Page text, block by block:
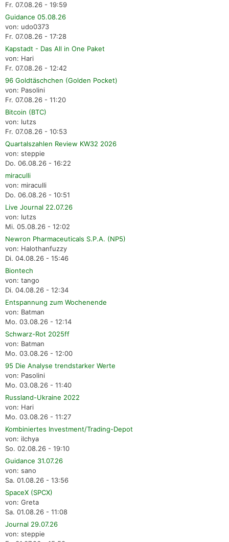
Fr. 07.08.26 - 19:59
Guidance 05.08.26
von: udo0373
Fr. 07.08.26 - 17:28
Kapstadt - Das All in One Paket
von: Hari
Fr. 07.08.26 - 12:42
96 Goldtäschchen (Golden Pocket)
von: Pasolini
Fr. 07.08.26 - 11:20
Bitcoin (BTC)
von: lutzs
Fr. 07.08.26 - 10:53
Quartalszahlen Review KW32 2026
von: steppie
Do. 06.08.26 - 16:22
miraculli
von: miraculli
Do. 06.08.26 - 10:51
Live Journal 22.07.26
von: lutzs
Mi. 05.08.26 - 12:02
Newron Pharmaceuticals S.P.A. (NP5)
von: Halothanfuzzy
Di. 04.08.26 - 15:46
Biontech
von: tango
Di. 04.08.26 - 12:34
Entspannung zum Wochenende
von: Batman
Mo. 03.08.26 - 12:14
Schwarz-Rot 2025ff
von: Batman
Mo. 03.08.26 - 12:00
95 Die Analyse trendstarker Werte
von: Pasolini
Mo. 03.08.26 - 11:40
Russland-Ukraine 2022
von: Hari
Mo. 03.08.26 - 11:27
Kombiniertes Investment/Trading-Depot
von: ilchya
So. 02.08.26 - 19:10
Guidance 31.07.26
von: sano
Sa. 01.08.26 - 13:56
SpaceX (SPCX)
von: Greta
Sa. 01.08.26 - 11:08
Journal 29.07.26
von: steppie